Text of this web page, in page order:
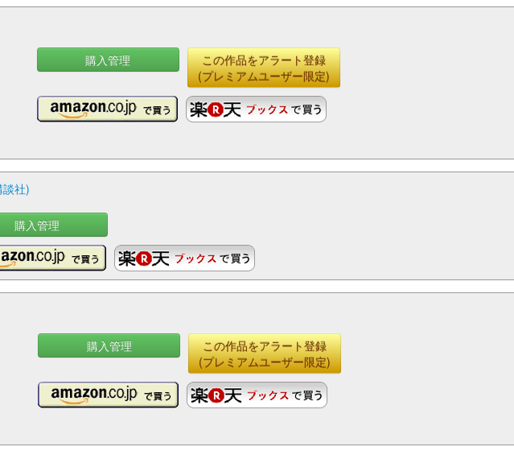
購入管理
この作品をアラート登録
(プレミアムユーザー限定)
社)
購入管理
購入管理
この作品をアラート登録
(プレミアムユーザー限定)